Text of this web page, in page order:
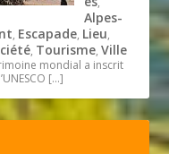
Alpes-
, Escapade, Lieu,
, Tourisme,Ville
mondial a inscrit
[…]